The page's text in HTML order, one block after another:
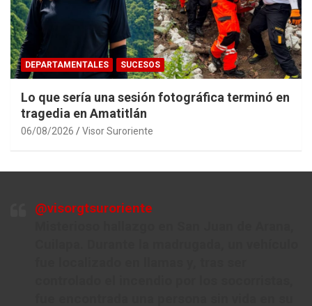
DEPARTAMENTALES SUCESOS
Lo que sería una sesión fotográfica terminó en
tragedia en Amatitlán
06/08/2026 Visor Suroriente
@visorgtsuroriente